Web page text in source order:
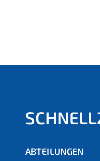
ABTEILUNGEN